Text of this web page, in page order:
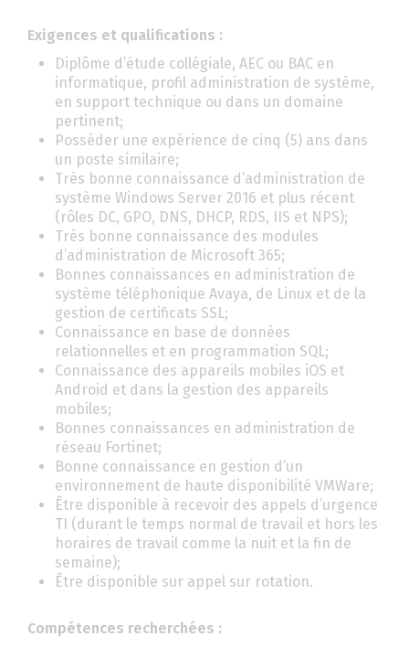
Exigences et qualifications :
Diplôme d’étude collégiale, AEC ou BAC en
informatique, profil administration de système,
en support technique ou dans un domaine
pertinent;
Posséder une expérience de cinq (5) ans dans
un poste similaire;
Très bonne connaissance d’administration de
système Windows Server 2016 et plus récent
(rôles DC, GPO, DNS, DHCP, RDS, IIS et NPS);
Très bonne connaissance des modules
d’administration de Microsoft 365;
Bonnes connaissances en administration de
système téléphonique Avaya, de Linux et de la
gestion de certificats SSL;
Connaissance en base de données
relationnelles et en programmation SQL;
Connaissance des appareils mobiles iOS et
Android et dans la gestion des appareils
mobiles;
Bonnes connaissances en administration de
réseau Fortinet;
Bonne connaissance en gestion d’un
environnement de haute disponibilité VMWare;
Être disponible à recevoir des appels d’urgence
TI (durant le temps normal de travail et hors les
horaires de travail comme la nuit et la fin de
semaine);
Être disponible sur appel sur rotation.
Compétences recherchées :